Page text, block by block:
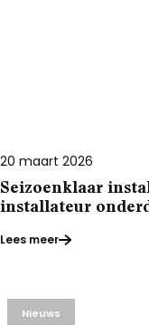
20 maart 2026
Seizoenklaar
installateur
Lees meer
Nieuws